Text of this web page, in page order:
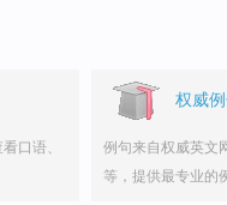
口语、
权威
例句来自权威英文
等，提供最专业的